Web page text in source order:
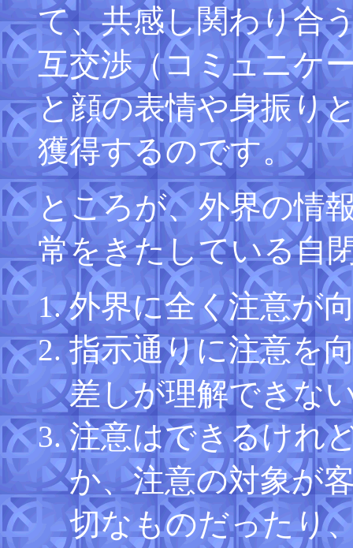
て、共感し関わり合
互交渉（コミュニケ
と顔の表情や身振り
獲得するのです。
ところが、外界の情
常をきたしている自
外界に全く注意が
指示通りに注意を
差しが理解できな
注意はできるけれ
か、注意の対象が
切なものだったり